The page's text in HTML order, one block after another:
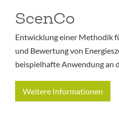
ScenCo
Entwicklung einer Methodik
und Bewertung von
beispielhafte Anwendung an
Weitere Informationen